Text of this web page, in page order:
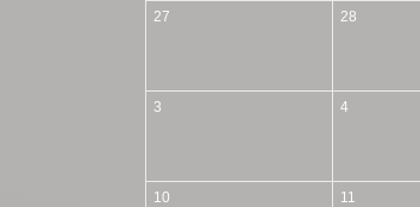
27
28
3 4
10 11